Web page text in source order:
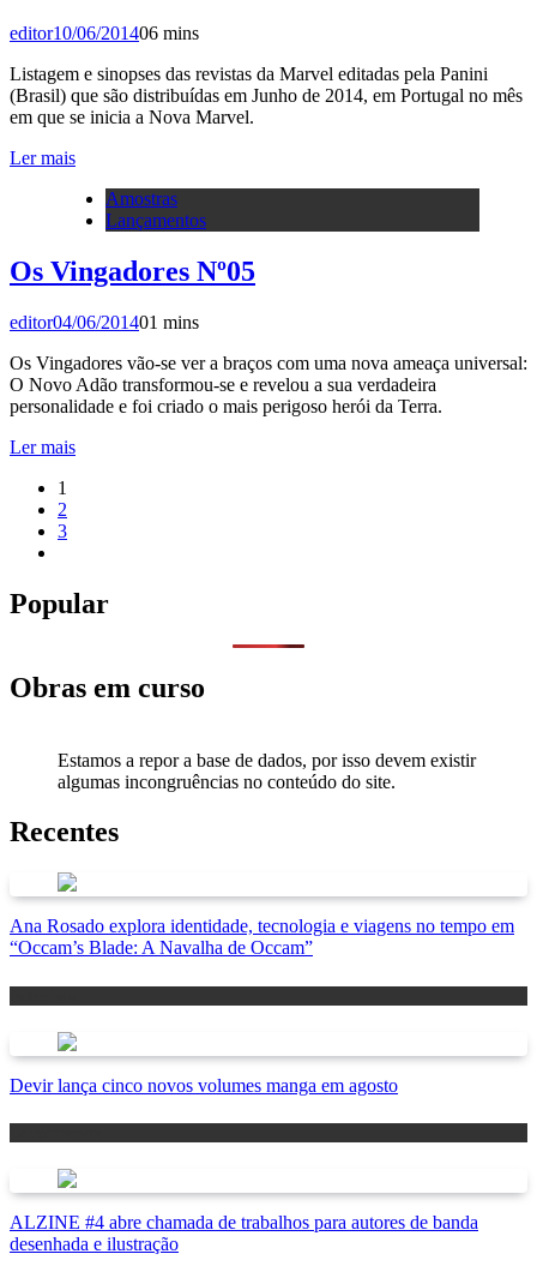
editor10/06/201406 mins
Listagem e sinopses das revistas da Marvel editadas pela Panini
(Brasil) que são distribuídas em Junho de 2014, em Portugal no mês
em que se inicia a Nova Marvel.
Ler mais
Amostras
Lançamentos
Os Vingadores Nº05
editor04/06/201401 mins
Os Vingadores vão-se ver a braços com uma nova ameaça universal:
O Novo Adão transformou-se e revelou a sua verdadeira
personalidade e foi criado o mais perigoso herói da Terra.
Ler mais
1
2
3
Popular
Obras em curso
Estamos a repor a base de dados, por isso devem existir
algumas incongruências no conteúdo do site.
Recentes
Ana Rosado explora identidade, tecnologia e viagens no tempo em
“Occam’s Blade: A Navalha de Occam”
Devir lança cinco novos volumes manga em agosto
ALZINE #4 abre chamada de trabalhos para autores de banda
desenhada e ilustração